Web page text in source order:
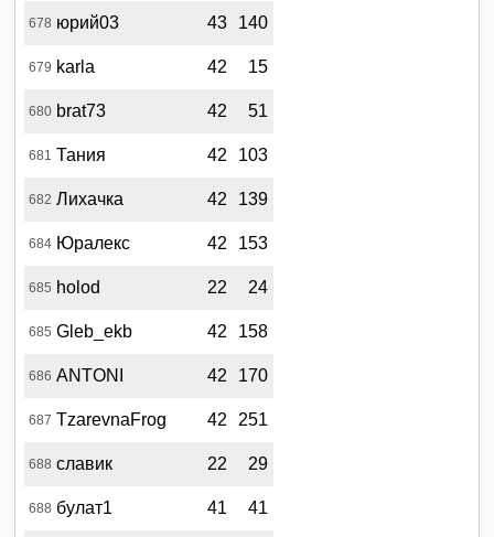
678 юрий03 43 140
679 karla 42 15
680 brat73 42 51
681 Тания 42 103
682 Лихачка 42 139
684 Юралекс 42 153
685 holod 22 24
685 Gleb_ekb 42 158
686 ANTONI 42 170
687 TzarevnaFrog 42 251
688 славик 22 29
688 булат1 41 41